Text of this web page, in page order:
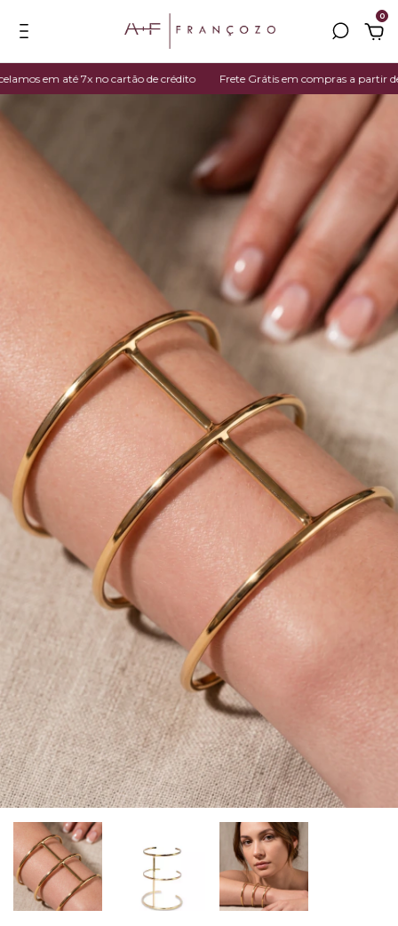
0
em até 7x no cartão de crédito Frete Grátis em compras a partir de